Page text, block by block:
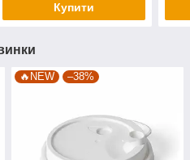
Купити
🔥NEW –38%